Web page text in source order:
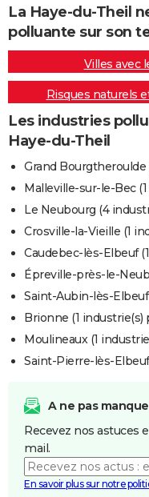
BONS PLANS
CARTE DE VOEUX
Carte de Noël
Carte Bonne année
Carte Saint-Valentin
Carte Pâques
Carte d'anniversaire
DICTIONNAIRE
Dictionnaire
Biographies
Citations
Expressions
Proverbes
PROGRAMME TV
COPAINS D'AVANT
Avis de recherche
AVIS DE DÉCÈS
FORUM
La Haye-du-Theil
polluante sur son
Villes avec
Risques naturels
Les industries
Haye-du-Theil
Grand Bourgtheroulde
Malleville-sur-le-Bec
Le Neubourg (4
Crosville-la-Vieille (1
Caudebec-lès-Elbeuf
Épreville-près-le-
Saint-Aubin-lès-
Brionne (1 industrie(s)
Moulineaux (1
Saint-Pierre-lès-
A ne pas
Recevez nos astuces
mail.
En savoir plus sur notre